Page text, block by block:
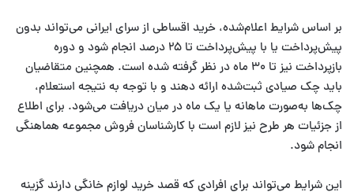
بر اساس شرایط اعلام‌شده، خرید اقساطی از سرای ایرانی می‌تواند بدون
پیش‌پرداخت یا با پیش‌پرداخت تا ۲۵ درصد انجام شود و دوره
بازپرداخت نیز تا ۳۰ ماه در نظر گرفته شده است. همچنین متقاضیان
باید چک صیادی ثبت‌شده ارائه دهند و با توجه به نتیجه استعلام،
چک‌ها به‌صورت ماهانه یا یک ماه در میان دریافت می‌شود. برای اطلاع
از جزئیات هر طرح نیز لازم است با کارشناسان فروش مجموعه هماهنگی
انجام شود.
این شرایط می‌تواند برای افرادی که قصد خرید لوازم خانگی دارند گزینه